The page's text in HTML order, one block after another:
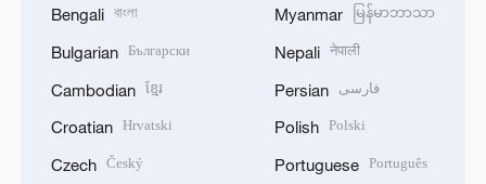
Bengali বাংলা
Bulgarian Български
Cambodian ខ្មែរ
Croatian Hrvatski
Czech Český
Myanmar မြန်မာဘာသာ
Nepali नेपाली
Persian فارسی
Polish Polski
Portuguese Português